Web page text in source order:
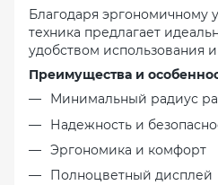
Благодаря эргономичному
техника предлагает
удобством использования
Преимущества и
Минимальный радиус
Надежность и
Эргономика и комфорт
Полноцветный дисплей